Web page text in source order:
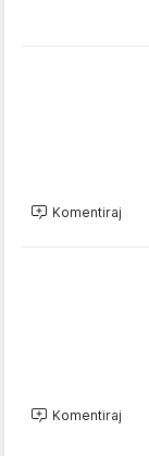
Komentiraj
Komentiraj